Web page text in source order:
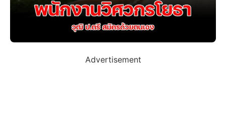
Advertisement